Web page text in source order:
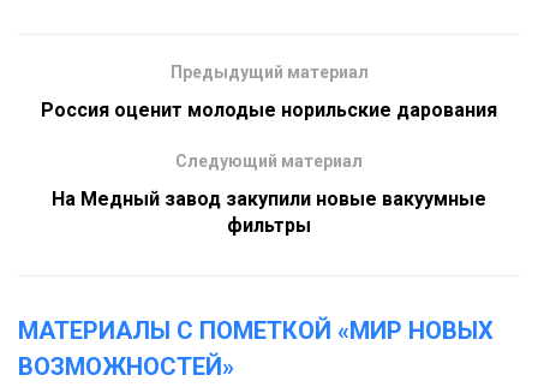
Предыдущий материал
Россия оценит молодые норильские дарования
Следующий материал
На Медный завод закупили новые вакуумные
фильтры
МАТЕРИАЛЫ С ПОМЕТКОЙ «МИР НОВЫХ
ВОЗМОЖНОСТЕЙ»